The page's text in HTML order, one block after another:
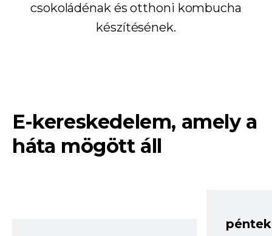
csokoládénak és otthoni kombucha
készítésének.
E-kereskedelem, amely a
háta mögött áll